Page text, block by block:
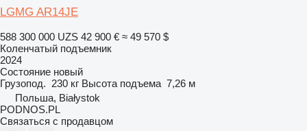
LGMG AR14JE
588 300 000 UZS 42 900 € ≈ 49 570 $
Коленчатый подъемник
2024
Состояние новый
Грузопод. 230 кг Высота подъема 7,26 м
Польша, Białystok
PODNOS.PL
Связаться с продавцом